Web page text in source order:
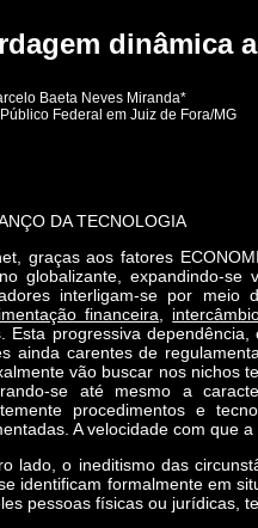
dinâmica
Baeta Neves Miranda*
Federal em Juiz de Fora/MG
DA TECNOLOGIA
graças aos fatores
globalizante, expandindo-
interligam-se por
financeira
Esta progressiva
ainda carentes de
vão buscar nos nichos
se até mesmo a
procedimentos e
A velocidade com que
lado, o ineditismo das
identificam formalmente em
pessoas físicas ou jurídicas,